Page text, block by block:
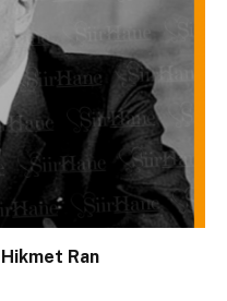
Hikmet Ran